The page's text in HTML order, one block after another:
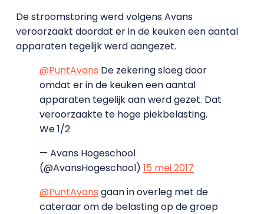
De stroomstoring werd volgens Avans
veroorzaakt doordat er in de keuken een aantal
apparaten tegelijk werd aangezet.
@PuntAvans De zekering sloeg door
omdat er in de keuken een aantal
apparaten tegelijk aan werd gezet. Dat
veroorzaakte te hoge piekbelasting.
We 1/2
— Avans Hogeschool
(@AvansHogeschool) 15 mei 2017
@PuntAvans gaan in overleg met de
cateraar om de belasting op de groep